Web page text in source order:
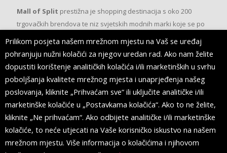
Mall of Split prestižna je shopping destinacija s oko 200
trgovačkih brendova te niz svjetskih modnih marki koje se po
prvi put pojavljuju u Splitu.
PRATITE NAS
Prilikom posjeta našem mrežnom mjestu na Vaš se uređaj
pohranjuju nužni kolačići za njegov uredan rad. Ako nam želite
dopustiti korištenje analitičkih kolačića i/ili marketinških u svrhu
poboljšanja kvalitete mrežnog mjesta i unaprjeđenja našeg
poslovanja, kliknite „Prihvaćam sve“ ili uključite analitičke i/ili
marketinške kolačiće u „Postavkama kolačića“. Ako to ne želite,
kliknite „Ne prihvaćam“. Ako odbijete analitičke i/ili marketinške
kolačiće, to neće utjecati na Vaše korisničko iskustvo na našem
mrežnom mjestu. Više informacija o kolačićima i njihovom